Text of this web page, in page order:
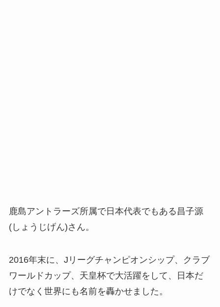
鹿島アントラーズ所属で日本代表でもある昌子源
(しょうじげん)さん。
2016年末に、Jリーグチャンピオンシップ、クラブ
ワールドカップ、天皇杯で大活躍をして、日本だ
けでなく世界にも名前を轟かせました。